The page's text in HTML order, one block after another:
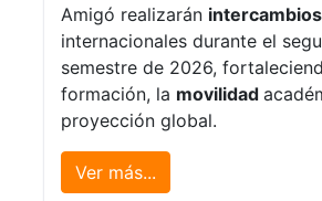
Amigó realizarán intercambios
internacionales durante el
semestre de 2026,
formación, la movilidad
proyección global.
Ver más...